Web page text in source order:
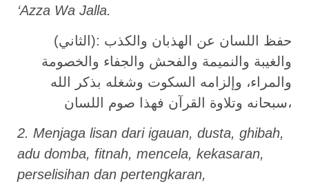
‘Azza Wa Jalla.
(الثاني): حفظ اللسان عن الهذبان والكذب
والغيبة والنميمة والفحش والجفاء والخصومة
والمراء، وإلزامه السكوت وشغله بذكر الله
سبحانه وتلاوة القرآن فهذا صوم اللسان،
2. Menjaga lisan dari igauan, dusta, ghibah,
adu domba, fitnah, mencela, kekasaran,
perselisihan dan pertengkaran,